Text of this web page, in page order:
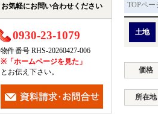
TOPペー
土地
価格
所在地
お気軽にお問い合わせください
0930-23-1079
物件番号 RHS-20260427-006
※「ホームページを見た」
とお伝え下さい。